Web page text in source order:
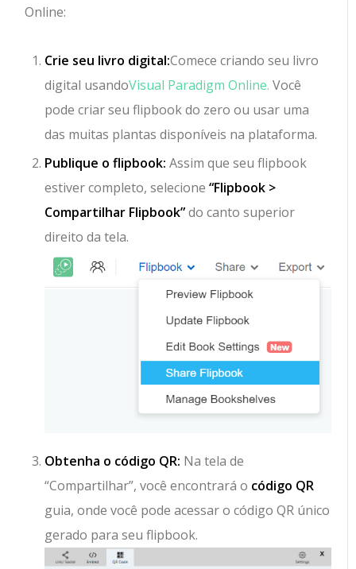
Online:
Crie seu livro digital:Comece criando seu livro
digital usandoVisual Paradigm Online. Você
pode criar seu flipbook do zero ou usar uma
das muitas plantas disponíveis na plataforma.
Publique o flipbook: Assim que seu flipbook
estiver completo, selecione“Flipbook >
Compartilhar Flipbook”do canto superior
direito da tela.
Obtenha o código QR: Na tela de
“Compartilhar”, você encontrará o código QR
guia, onde você pode acessar o código QR único
gerado para seu flipbook.